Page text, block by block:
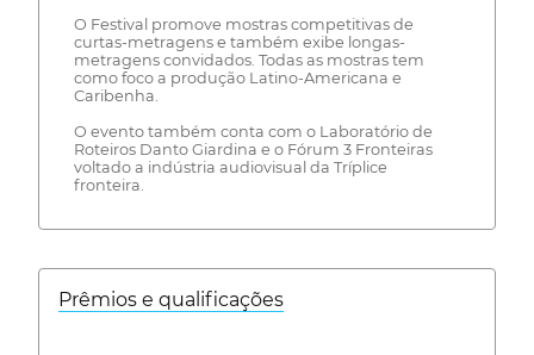
O Festival promove mostras competitivas de
curtas-metragens e também exibe longas-
metragens convidados. Todas as mostras tem
como foco a produção Latino-Americana e
Caribenha.
O evento também conta com o Laboratório de
Roteiros Danto Giardina e o Fórum 3 Fronteiras
voltado a indústria audiovisual da Tríplice
fronteira.
Prêmios e qualificações